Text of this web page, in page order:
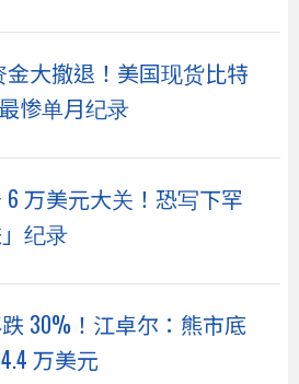
金大撤退！美国现货比特
惨单月纪录
6 万美元大关！恐写下罕
纪录
30%！江卓尔：熊市底
万美元